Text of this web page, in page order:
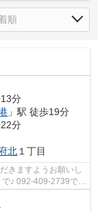
13分
」駅 徒歩19分
22分
北１丁目
きますようお願いし
♪ 092-409-2739で